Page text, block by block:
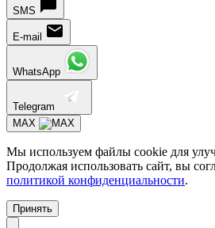
SMS
E-mail
WhatsApp
Telegram
MAX
Мы используем файлы cookie для
Продолжая использовать сайт, вы
политикой конфиденциальности.
Принять